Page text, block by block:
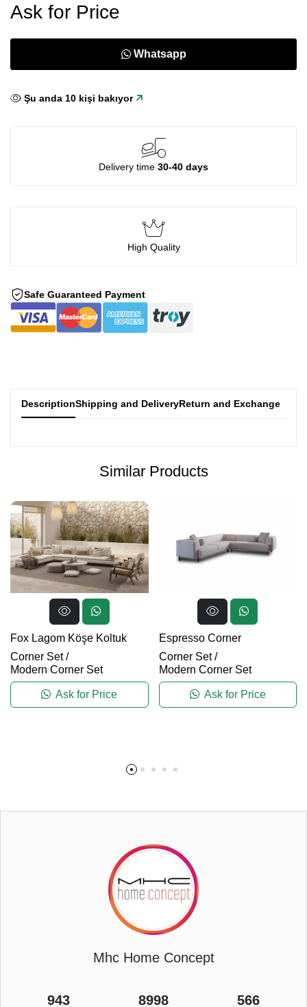
Ask for Price
Whatsapp
Şu anda 10 kişi bakıyor
Delivery time 30-40 days
High Quality
Safe Guaranteed Payment
DescriptionShipping and DeliveryReturn and Exchange
Similar Products
Fox Lagom Köşe Koltuk
Corner Set/
Modern Corner Set
Ask for Price
Espresso Corner
Corner Set/
Modern Corner Set
Ask for Price
Mhc Home Concept
943 8998 566